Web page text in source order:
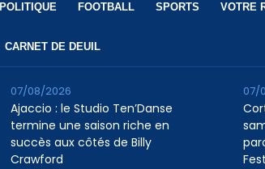
POLITIQUE FOOTBALL SPORTS VOTRE
CARNET DE DEUIL
Ajaccio : le Studio Ten’Danse
termine une saison riche en
succès aux côtés de Billy
Crawford
07/08/2026 07/